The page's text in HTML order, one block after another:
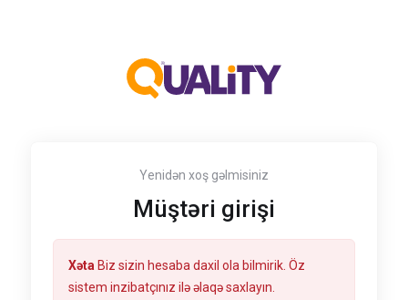
Yenidən xoş gəlmisiniz
Müştəri girişi
Xəta Biz sizin hesaba daxil ola bilmirik. Öz
sistem inzibatçınız ilə əlaqə saxlayın.